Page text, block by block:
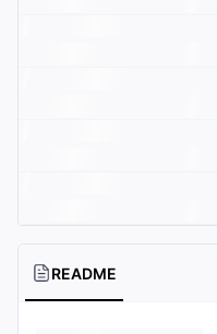
README